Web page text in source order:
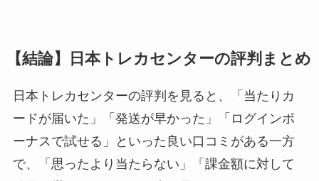
【結論】日本トレカセンターの評判まとめ
日本トレカセンターの評判を見ると、「当たりカ
ードが届いた」「発送が早かった」「ログインボ
ーナスで試せる」といった良い口コミがある一方
で、「思ったより当たらない」「課金額に対して